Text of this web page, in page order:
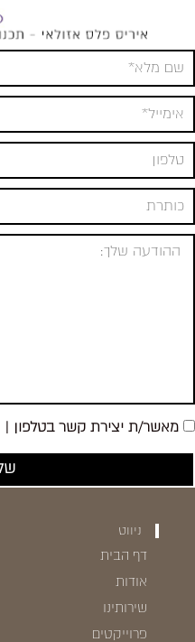
מאשר/ת יצירת קשר בטלפון | SMS| וואטסאפ | מייל.
ניווט
דף הבית
אודות
שירותינו
פרוייקטים